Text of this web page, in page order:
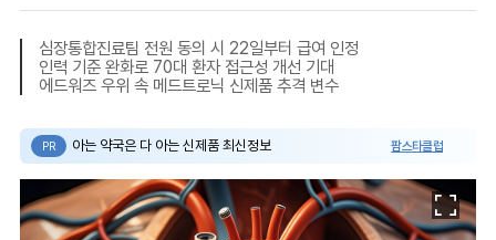
심장통합진료팀 전원 동의 시 22일부터 급여 인정
인력 기준 완화로 70대 환자 접근성 개선 기대
에드워즈 우위 속 메드트로닉 신제품 추격 변수
PR 아는 약국은 다 아는 신제품 최신정보 팜스타클럽